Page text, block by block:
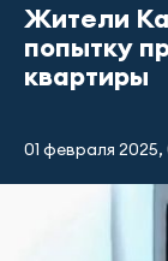
Жители
попытку
квартиры
01 февраля 2025,